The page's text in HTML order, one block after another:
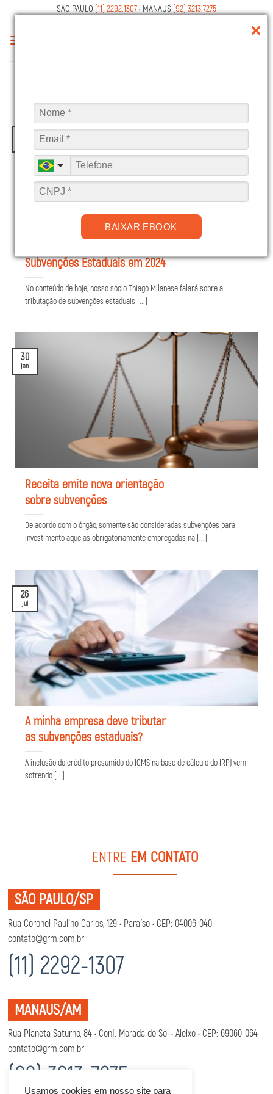
BAIXAR EBOOK
content
SÃO PAULO (11) 2292.1307• MANAUS (92) 3213.7275
Subvenções Estaduais em 2024
No conteúdo de hoje, nosso sócio Thiago Milanese falará sobre a
tributação de subvenções estaduais [...]
Receita emite nova orientação
sobre subvenções
De acordo com o órgão, somente são consideradas subvenções para
investimento aquelas obrigatoriamente empregadas na [...]
30
jan
A minha empresa deve tributar
as subvenções estaduais?
A inclusão do crédito presumido do ICMS na base de cálculo do IRPJ vem
sofrendo [...]
26
jul
ENTRE EM CONTATO
SÃO PAULO/SP
Rua Coronel Paulino Carlos, 129 • Paraíso • CEP: 04006-040
contato@grm.com.br
(11) 2292-1307
MANAUS/AM
Rua Planeta Saturno, 84 • Conj. Morada do Sol • Aleixo • CEP: 69060-064
contato@grm.com.br
(92) 3213-7275
Usamos cookies em nosso site para